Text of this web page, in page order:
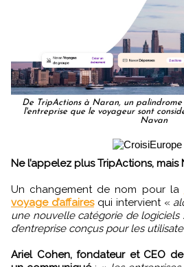
De TripActions à Naran, un
l'entreprise que le voyageur sont
Navan
Ne l’appelez plus TripActions, mais
Un changement de nom pour la
voyage d’affairesqui intervient «
une nouvelle catégorie de logiciels
d’entreprise conçus pour les
Ariel Cohen, fondateur et CEO